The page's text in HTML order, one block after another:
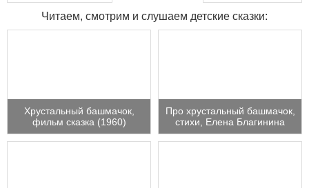
Читаем, смотрим и слушаем детские сказки:
Хрустальный башмачок,
фильм сказка (1960)
Про хрустальный башмачок,
стихи, Елена Благинина